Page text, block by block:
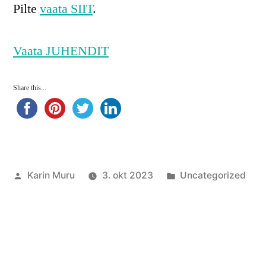
Pilte vaata SIIT.
Vaata JUHENDIT
Share this...
Posted
Karin Muru 3. okt 2023
Posted
Uncategorized